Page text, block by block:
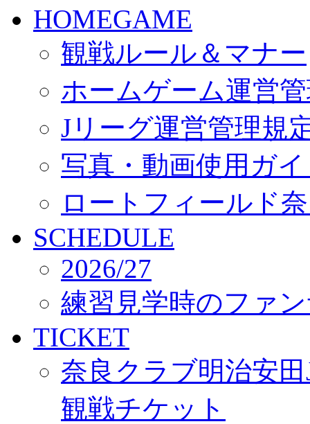
HOMEGAME
観戦ルール＆マナー
ホームゲーム運営
Jリーグ運営管理規
写真・動画使用ガ
ロートフィールド
SCHEDULE
2026/27
練習見学時のファ
TICKET
奈良クラブ明治安
観戦チケット